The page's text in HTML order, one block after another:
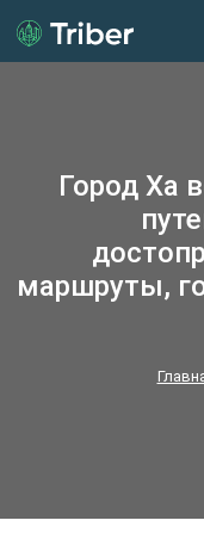
Город Ха
маршруты,